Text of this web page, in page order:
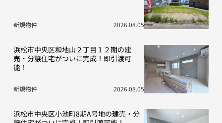
新規物件 2026.08.05
浜松市中央区和地山２丁目１２期の建
売・分譲住宅がついに完成！即引渡可
能！
新規物件 2026.08.05
浜松市中央区小池町8期A号地の建売・分